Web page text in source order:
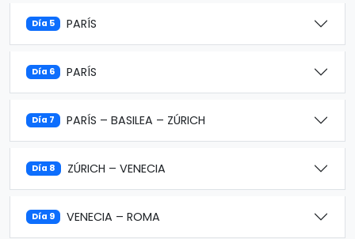
Día 5 PARÍS
Día 6 PARÍS
Día 7 PARÍS – BASILEA – ZÚRICH
Día 8 ZÚRICH – VENECIA
Día 9 VENECIA – ROMA